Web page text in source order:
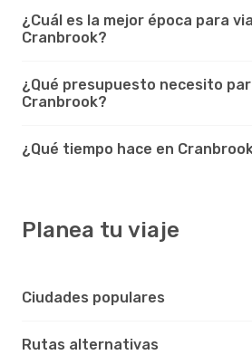
¿Cuál es la mejor época para
Cranbrook?
¿Qué presupuesto necesito
Cranbrook?
¿Qué tiempo hace en
Planea tu viaje
Ciudades populares
Rutas alternativas